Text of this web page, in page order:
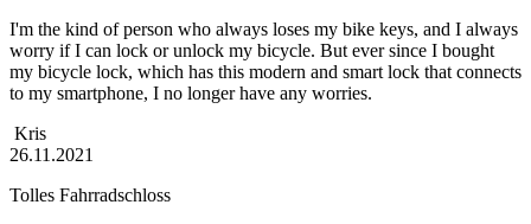
I'm the kind of person who always loses my bike keys, and I always
worry if I can lock or unlock my bicycle. But ever since I bought
my bicycle lock, which has this modern and smart lock that connects
to my smartphone, I no longer have any worries.
Kris
26.11.2021
Tolles Fahrradschloss